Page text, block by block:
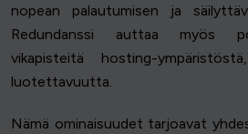
nopean palautumisen ja
Redundanssi auttaa myös
vikapisteitä hosting-
luotettavuutta.
Nämä ominaisuudet tarjoavat